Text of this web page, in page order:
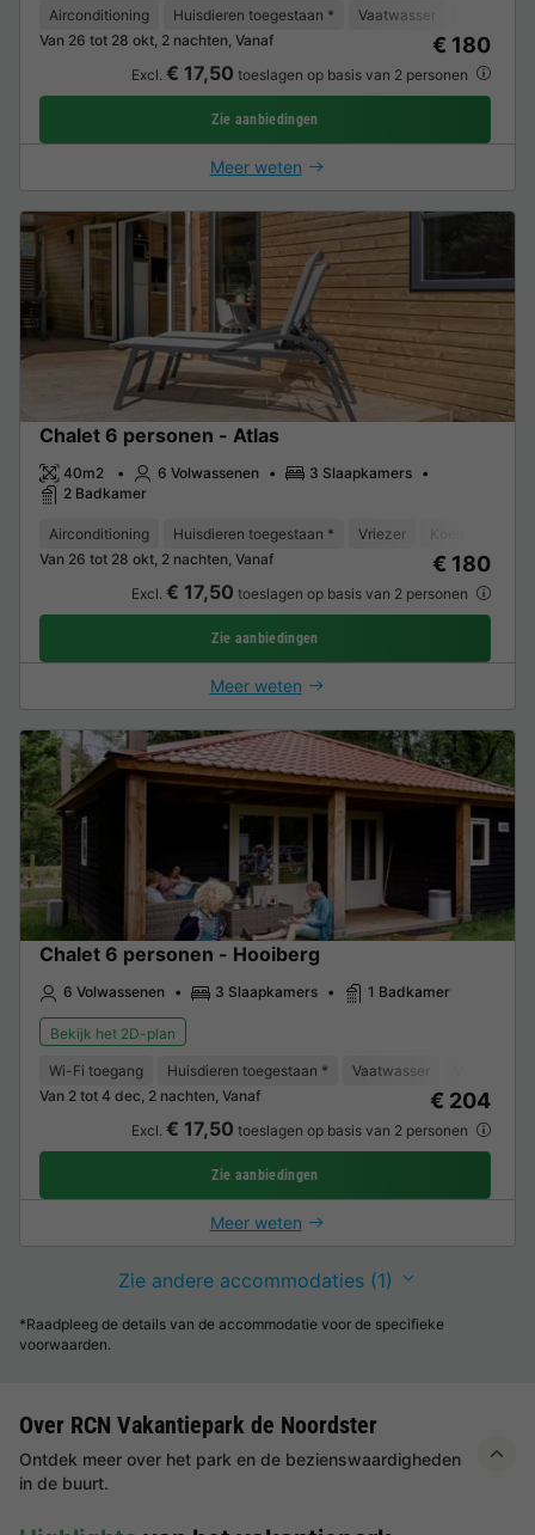
Airconditioning Huisdieren toegestaan * Vaatwasser
Van 26 tot 28 okt, 2 nachten, Vanaf
€ 180
Excl. € 17,50 toeslagen op basis van 2 personen
Zie aanbiedingen
Meer weten
Chalet 6 personen - Atlas
40m2 6 Volwassenen
3 Slaapkamers
2 Badkamer
Airconditioning Huisdieren toegestaan * Vriezer Koelkast
Van 26 tot 28 okt, 2 nachten, Vanaf
€ 180
Excl. € 17,50 toeslagen op basis van 2 personen
Zie aanbiedingen
Meer weten
Chalet 6 personen - Hooiberg
6 Volwassenen 3 Slaapkamers 1 Badkamer
Bekijk het 2D-plan
Wi-Fi toegang Huisdieren toegestaan * Vaatwasser
Van 2 tot 4 dec, 2 nachten, Vanaf
€ 204
Excl. € 17,50 toeslagen op basis van 2 personen
Zie aanbiedingen
Meer weten
Zie andere accommodaties (1)
*Raadpleeg de details van de accommodatie voor de specifieke
voorwaarden.
Over RCN Vakantiepark de Noordster
Ontdek meer over het park en de bezienswaardigheden
in de buurt.